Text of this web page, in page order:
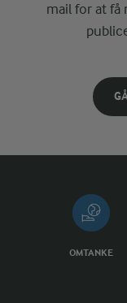
mail for at få
OMTANKE